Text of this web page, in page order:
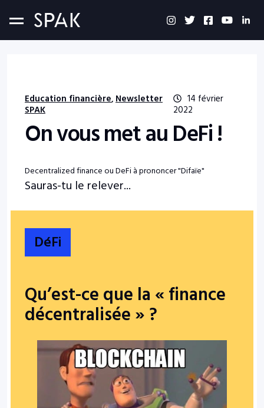
Education financière,Newsletter
SPAK
14 février
2022
On vous met au DeFi !
Decentralized finance ou DeFi à prononcer "Difaïe"
Sauras-tu le relever...
DéFi
Qu’est-ce que la « finance
décentralisée » ?